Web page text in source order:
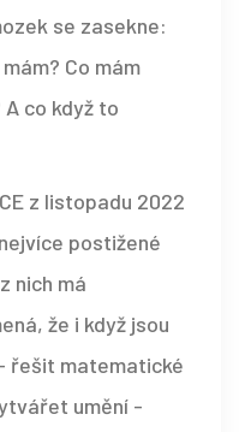
se zasekne:
Co mám
co když to
z listopadu 2022
postižené
nich má
že i když jsou
řešit matematické
umění -